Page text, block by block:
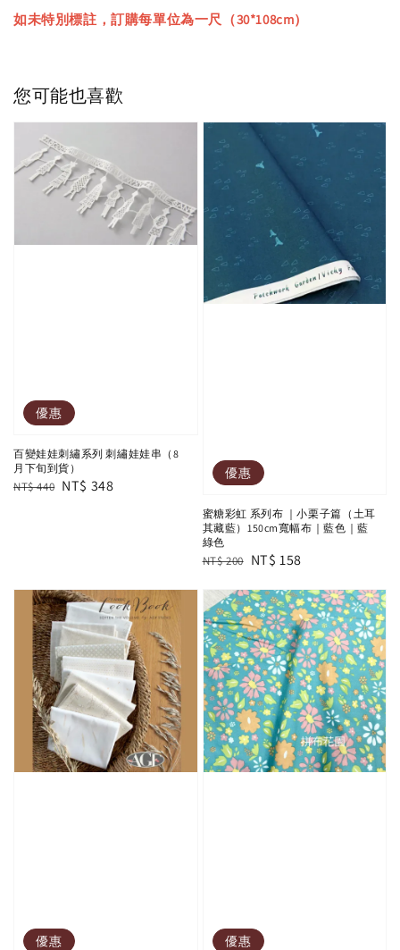
如未特別標註，訂購每單位為一尺（30*108cm）
您可能也喜歡
優惠
百變娃娃刺繡系列 刺繡娃娃串（8
月下旬到貨）
Regular
NT$ 440 Sale
NT$ 348
優惠
蜜糖彩虹 系列布 ｜小栗子篇（土耳
其藏藍）150cm寬幅布｜藍色｜藍
綠色
Regular
NT$ 200 Sale
NT$ 158
優惠 優惠